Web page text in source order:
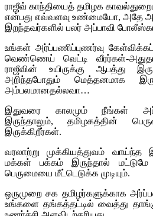
ராஜீவ் காந்தியைத் தமிழக
என்பது எவ்வளவு உண்மையோ, அதே
இறந்தவர்களில் பலர் அப்பாவி
உங்கள் அர்ப்பணிப்புணர்வு
வெண்ணெய் வெட்டி வீரர்கள்-
ராஜீவின் உயிருக்கு ஆபத்து
அறிந்தபோதும் மெத்தனமாக
அம்பலமானதல்லவா…
இதுவரை காலமும் நீங்கள்
இருந்தாலும், தமிழகத்தின்
இருக்கிறீர்கள்.
வரலாற்று முக்கியத்துவம்
மக்கள் பக்கம் இருந்தால் மட்டுமே
பெருமையை மீட்டெடுக்க முடியும்.
ஒருமுறை சக தமிழர்களுக்காக
உங்களை தங்கத்தட்டில் வைத்து